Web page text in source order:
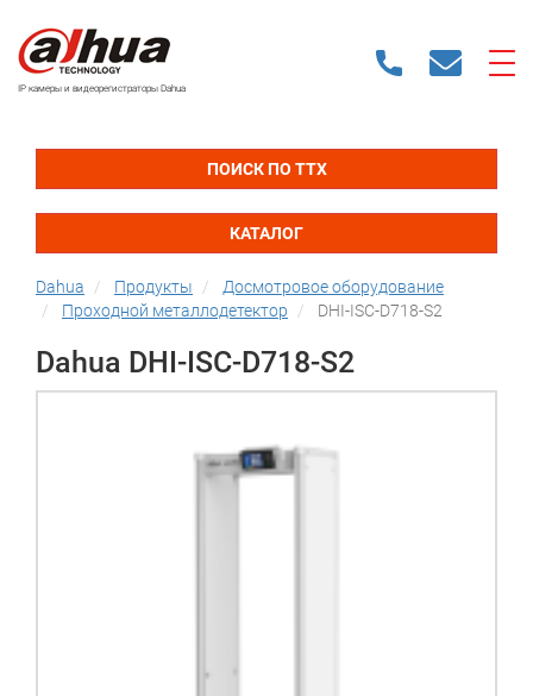
IP камеры и видеорегистраторы Dahua
ПОИСК ПО ТТХ
КАТАЛОГ
Dahua Продукты
Досмотровое оборудование
Проходной металлодетектор
DHI-ISC-D718-S2
Dahua DHI-ISC-D718-S2